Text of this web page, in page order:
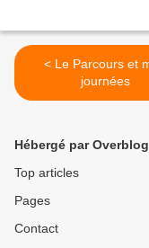
< Le Parcours et mes
journées
Hébergé par Overblog
Top articles
Pages
Contact